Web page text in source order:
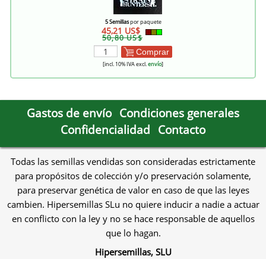
5 Semillaspor paquete
45,21 US$
50,80 US$
Comprar
[incl. 10% IVA excl.envío]
Gastos de envío Condiciones generales
Confidencialidad Contacto
Todas las semillas vendidas son consideradas estrictamente
para propósitos de colección y/o preservación solamente,
para preservar genética de valor en caso de que las leyes
cambien. Hipersemillas SLu no quiere inducir a nadie a actuar
en conflicto con la ley y no se hace responsable de aquellos
que lo hagan.
Hipersemillas, SLU